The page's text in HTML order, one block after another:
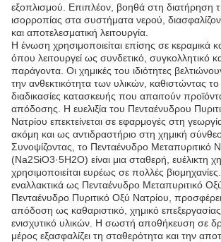
εξοπλισμού. Επιπλέον, βοηθά στη διατήρηση
ισορροπίας στα συστήματα νερού,
και αποτελεσματική λειτουργία.
Η ένωση χρησιμοποιείται επίσης σε κεραμικά
όπου λειτουργεί ως συνδετικό, συγκολλητικό
παράγοντα. Οι χημικές του ιδιότητες
την ανθεκτικότητα των υλικών, καθιστώντας
διαδικασίες κατασκευής που απαιτούν
απόδοσης. Η ευελιξία του Πενταένυδρου
Νατρίου επεκτείνεται σε εφαρμογές στη
ακόμη και ως αντιδραστήριο στη χημική
Συνοψίζοντας, το Πενταένυδρο Μεταπυριτικό
(Na2SiO3·5H2O) είναι μια σταθερή, ευέλικτη
χρησιμοποιείται ευρέως σε πολλές
εναλλακτικά ως Πενταένυδρο Μεταπυριτικό
Πενταένυδρο Πυριτικό Οξύ Νατρίου, προσφέρει
απόδοση ως καθαριστικό, χημικό
ενισχυτικό υλικών. Η σωστή αποθήκευση σε
μέρος εξασφαλίζει τη σταθερότητα και την